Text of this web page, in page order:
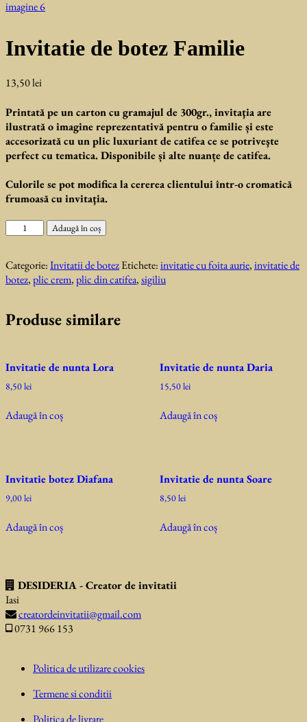
Invitatie de botez Familie
13,50lei
Printată pe un carton cu gramajul de 300gr., invitaţia are
ilustrată o imagine reprezentativă pentru o familie și este
accesorizată cu un plic luxuriant de catifea ce se potriveşte
perfect cu tematica. Disponibile și alte nuanțe de catifea.
Culorile se pot modifica la cererea clientului într-o cromatică
frumoasă cu invitaţia.
Cantitate
botez
Familie
Adaugă în coș
Categorie:Invitatii de botezEtichete:invitatie cu foita aurie,invitatie de
botez,plic crem,plic din catifea,sigiliu
Produse similare
Invitatie de nunta Lora
8,50lei
Adaugă în coș
Invitatie de nunta Daria
15,50lei
Adaugă în coș
Invitatie botez Diafana
9,00lei
Adaugă în coș
Invitatie de nunta Soare
8,50lei
Adaugă în coș
DESIDERIA - Creator de invitatii
Iasi
creatordeinvitatii@gmail.com
0731 966 153
Politica de utilizare cookies
Termene si conditii
Politica de livrare